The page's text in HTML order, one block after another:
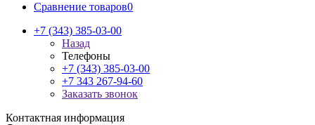
Сравнение товаров0
+7 (343) 385-03-00
Назад
Телефоны
+7 (343) 385-03-00
+7 343 267-94-60
Заказать звонок
Контактная информация